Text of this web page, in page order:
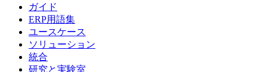
ガイド
ERP用語集
ユースケース
ソリューション
統合
研究と実験室